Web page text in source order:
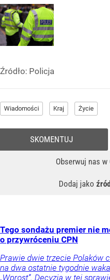
Źródło: Policja
Wiadomości Kraj Życie
Obserwuj nas w
Dodaj jako
SKOMENTUJ
Tego sondażu premier nie
o przywróceniu CPN
Prawie dwie trzecie Polaków
na dwa ostatnie tygodnie
„Wprost”. Decyzja w tej